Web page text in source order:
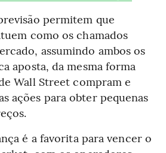
permitem que
como os chamados
assumindo ambos os
aposta, da mesma forma
Wall Street compram e
ações para obter pequenas
é a favorita para vencer o